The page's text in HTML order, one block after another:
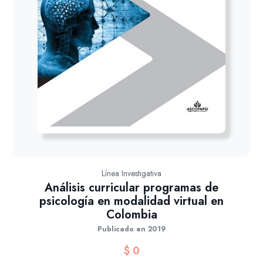
Línea Investigativa
Análisis curricular programas de
psicología en modalidad virtual en
Colombia
Publicado en 2019
$0